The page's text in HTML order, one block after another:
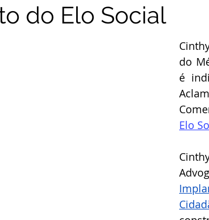
do Elo Social
do
é
Elo